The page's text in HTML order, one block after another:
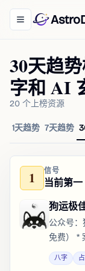
Toggle
30天趋
字和 AI
20 个上榜资源
1天趋势 7天趋势
1 信号
当前第一
狗运极
公众号
免费） *
八字